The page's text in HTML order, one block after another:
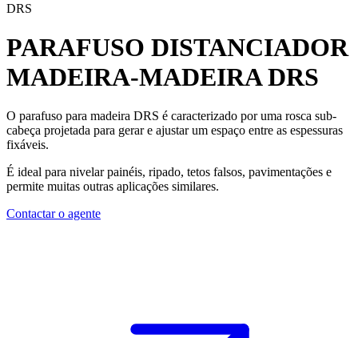
DRS
PARAFUSO DISTANCIADOR
MADEIRA-MADEIRADRS
O parafuso para madeira DRS é caracterizado por uma rosca sub-
cabeça projetada para gerar e ajustar um espaço entre as espessuras
fixáveis.
É ideal para nivelarpainéis, ripado, tetos falsos, pavimentações e
permite muitas outras aplicações similares.
Contactar o agente